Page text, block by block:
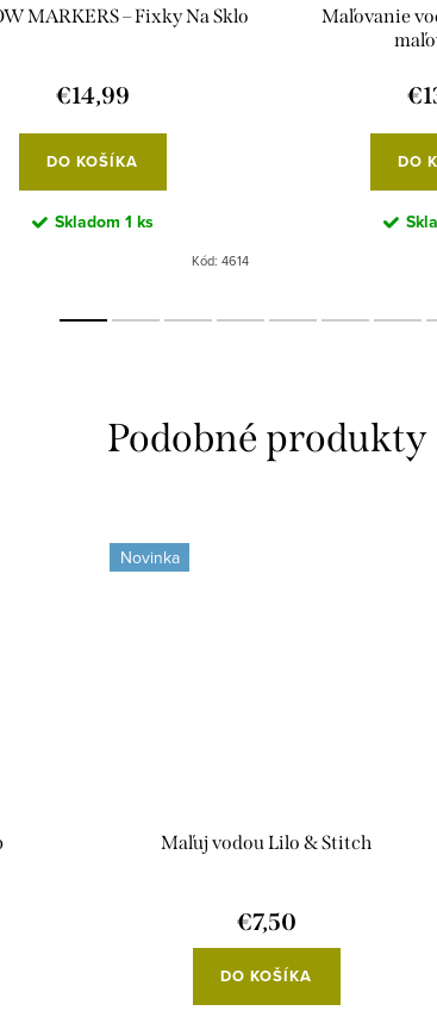
MARKERS – Fixky Na Sklo
€14,99
DO KOŠÍKA
Skladom 1 ks
Kód: 4614
Maľovanie
DO
Novinka
Maľuj vodou Lilo & Stitch
€7,50
DO KOŠÍKA